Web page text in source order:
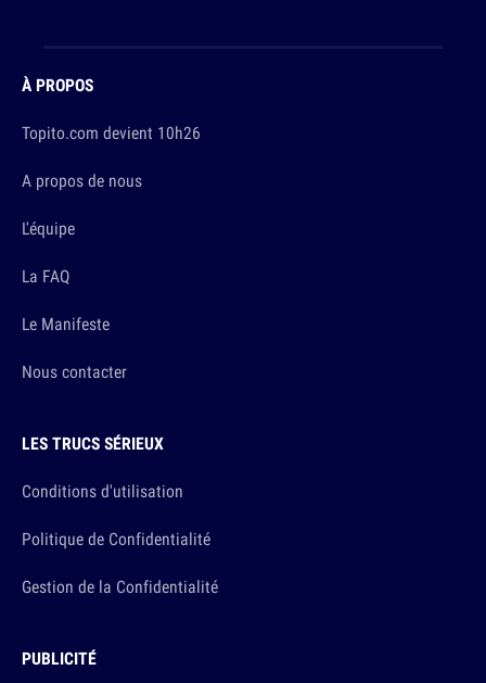
À PROPOS
Topito.com devient 10h26
A propos de nous
L'équipe
La FAQ
Le Manifeste
Nous contacter
LES TRUCS SÉRIEUX
Conditions d'utilisation
Politique de Confidentialité
Gestion de la Confidentialité
PUBLICITÉ